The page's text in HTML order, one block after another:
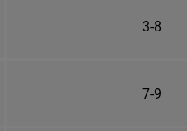
3-8
7-9